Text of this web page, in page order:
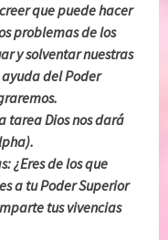
que puede hacer
problemas de los
y solventar nuestras
del Poder
tarea Dios nos dará
¿Eres de los que
a tu Poder Superior
tus vivencias